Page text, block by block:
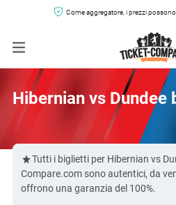
Come aggregatore, i prezzi
Hibernian vs Dundee
Tutti i biglietti per Hibernian vs
Compare.com sono autentici, da
offrono una garanzia del 100%.